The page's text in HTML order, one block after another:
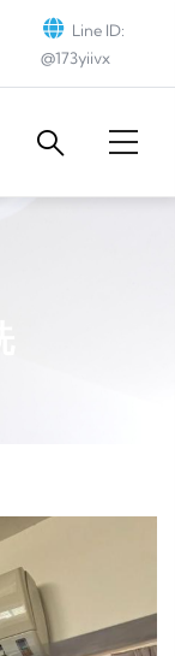
Line ID:
@173yiivx